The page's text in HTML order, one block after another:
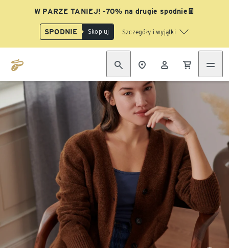
W PARZE TANIEJ! -70% na drugie spodnie👖
SPODNIE Skopiuj Szczegóły i wyjątki